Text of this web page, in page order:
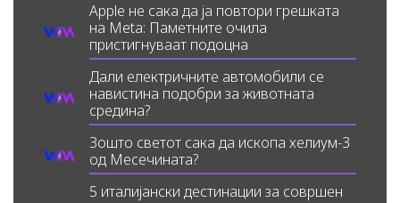
Apple не сака да ја повтори грешката
на Meta: Паметните очила
пристигнуваат подоцна
Дали електричните автомобили се
навистина подобри за животната
средина?
Зошто светот сака да ископа хелиум-3
од Месечината?
5 италијански дестинации за совршен